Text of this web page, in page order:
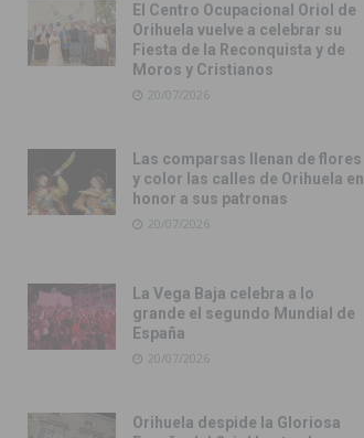
El Centro Ocupacional Oriol de
Orihuela vuelve a celebrar su
Fiesta de la Reconquista y de
Moros y Cristianos
20/07/2026
Las comparsas llenan de flores
y color las calles de Orihuela en
honor a sus patronas
20/07/2026
La Vega Baja celebra a lo
grande el segundo Mundial de
España
20/07/2026
Orihuela despide la Gloriosa